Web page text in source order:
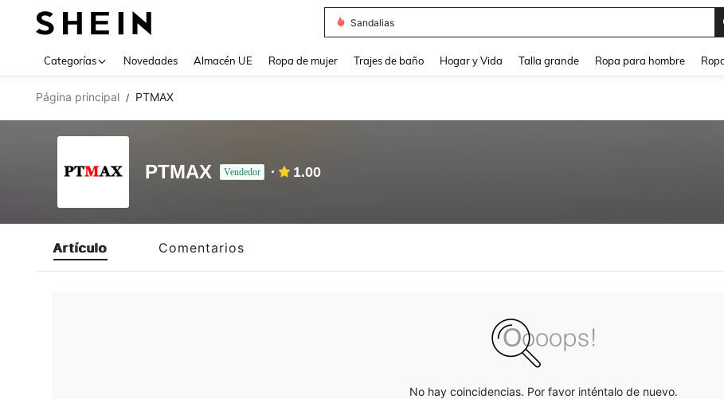
Sandalias
Categorías Novedades Almacén UE Ropa de mujer Trajes de baño Hogar y Vida Talla grande Ropa para hombre
Página principal / PTMAX
PTMAX Vendedor 1.00
Artículo Comentarios
No hay coincidencias. Por favor inténtalo de nuevo.